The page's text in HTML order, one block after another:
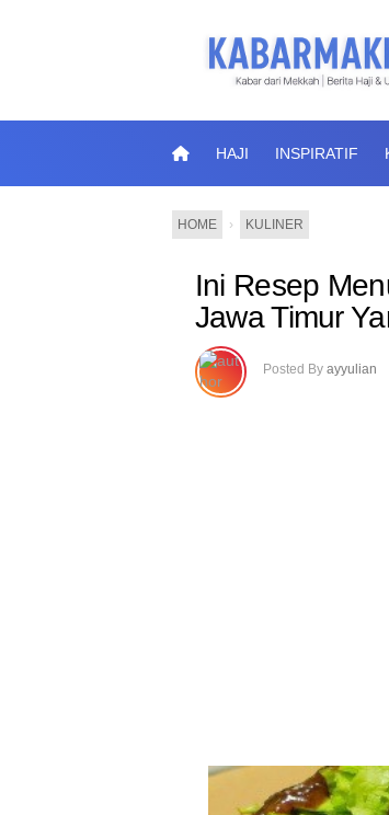
HAJI INSPIRATIF
HOME › KULINER
Ini Resep
Jawa Timur
Posted By ayyulian